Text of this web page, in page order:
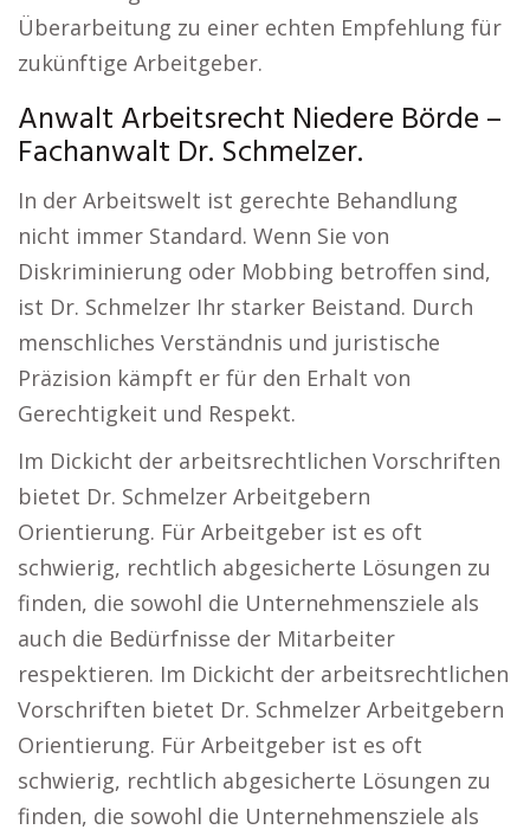
Überarbeitung zu einer echten Empfehlung für
zukünftige Arbeitgeber.
Anwalt Arbeitsrecht Niedere Börde –
Fachanwalt Dr. Schmelzer.
In der Arbeitswelt ist gerechte Behandlung
nicht immer Standard. Wenn Sie von
Diskriminierung oder Mobbing betroffen sind,
ist Dr. Schmelzer Ihr starker Beistand. Durch
menschliches Verständnis und juristische
Präzision kämpft er für den Erhalt von
Gerechtigkeit und Respekt.
Im Dickicht der arbeitsrechtlichen Vorschriften
bietet Dr. Schmelzer Arbeitgebern
Orientierung. Für Arbeitgeber ist es oft
schwierig, rechtlich abgesicherte Lösungen zu
finden, die sowohl die Unternehmensziele als
auch die Bedürfnisse der Mitarbeiter
respektieren. Im Dickicht der arbeitsrechtlichen
Vorschriften bietet Dr. Schmelzer Arbeitgebern
Orientierung. Für Arbeitgeber ist es oft
schwierig, rechtlich abgesicherte Lösungen zu
finden, die sowohl die Unternehmensziele als